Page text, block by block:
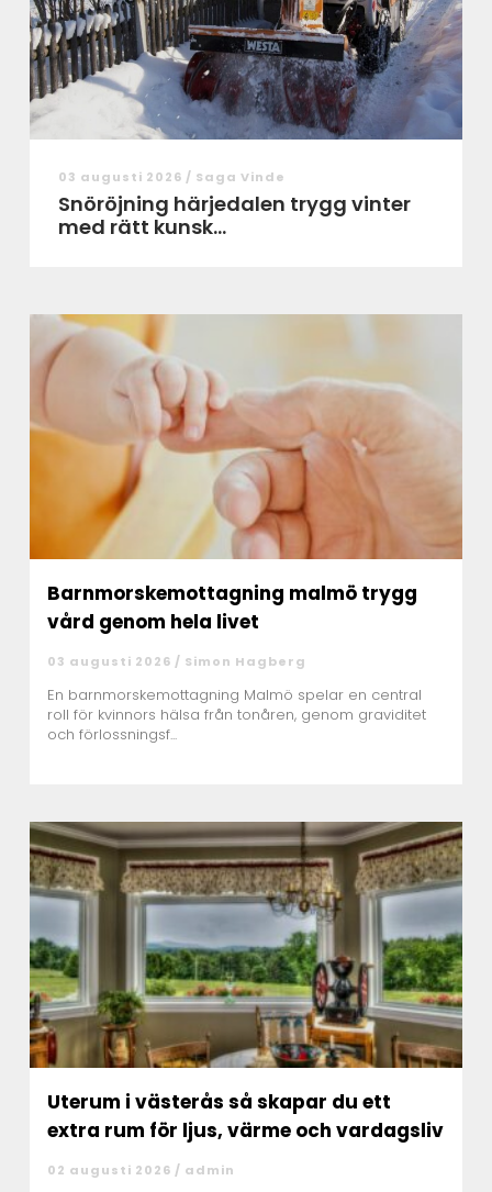
03 augusti 2026 / Saga Vinde
Snöröjning härjedalen trygg vinter
med rätt kunsk...
Barnmorskemottagning malmö trygg
vård genom hela livet
03 augusti 2026 / Simon Hagberg
En barnmorskemottagning Malmö spelar en central
roll för kvinnors hälsa från tonåren, genom graviditet
och förlossningsf...
Uterum i västerås så skapar du ett
extra rum för ljus, värme och vardagsliv
02 augusti 2026 / admin